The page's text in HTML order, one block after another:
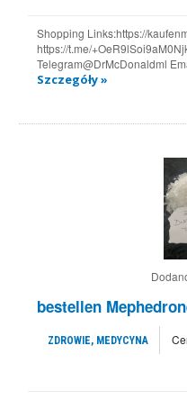
Shopping Links:https://
https://t.me/
Telegram@DrMcDonaldml
Szczegóły »
bestellen
ZDROWIE, MEDYCYNA